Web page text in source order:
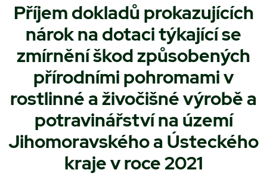
Příjem dokladů prokazujících
nárok na dotaci týkající se
zmírnění škod způsobených
přírodními pohromami v
rostlinné a živočišné výrobě a
potravinářství na území
Jihomoravského a Ústeckého
kraje v roce 2021